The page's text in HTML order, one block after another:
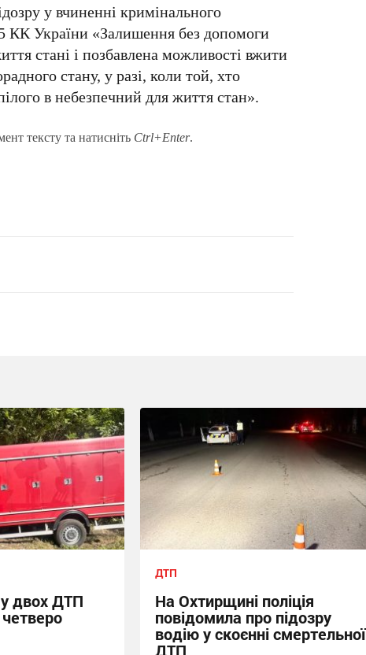
у вчиненні кримінального
КК України «Залишення без допомоги
стані і позбавлена можливості вжити
стану, у разі, коли той, хто
в небезпечний для життя стан».
тексту та натисніть Ctrl+Enter.
двох ДТП
ДТП
На Охтирщині поліція
повідомила про підозру
водію у скоєнні смертельної
ДТП